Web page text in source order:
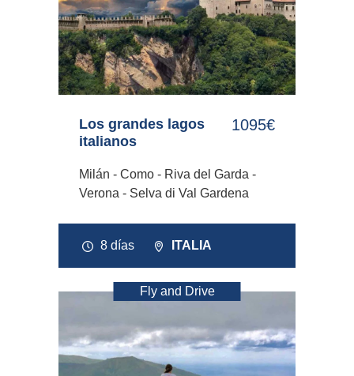
Los grandes lagos
italianos
1095€
Milán - Como - Riva del Garda -
Verona - Selva di Val Gardena
8 días ITALIA
Fly and Drive